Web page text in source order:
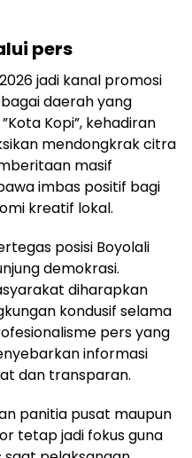
pers
jadi kanal promosi
daerah yang
Kopi”, kehadiran
mendongkrak citra
masif
imbas positif bagi
kreatif lokal.
posisi Boyolali
demokrasi.
diharapkan
kondusif selama
pers yang
informasi
dan transparan.
panitia pusat maupun
tetap jadi fokus guna